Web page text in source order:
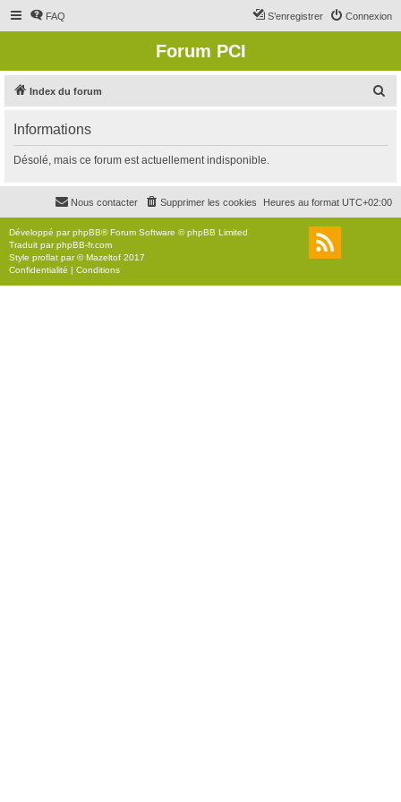
FAQ Connexion
S’enregistrer
Forum PCI
Index du forum
r
c
r
Informations
Désolé, mais ce forum est actuellement indisponible.
Heures au format UTC+02:00
Supprimer les cookies
Nous contacter
Développé parphpBB® Forum Software © phpBB Limited
Traduit parphpBB-fr.com
Style proflat par ©Mazeltof 2017
Confidentialité | Conditions